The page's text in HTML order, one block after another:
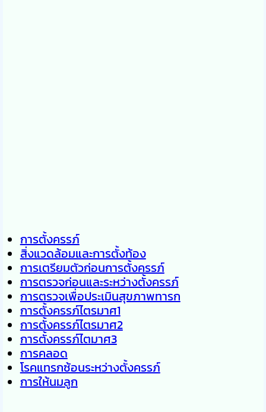
การตั้งครรภ์
สิ่งแวดล้อมและการตั้งท้อง
การเตรียมตัวก่อนการตั้งครรภ์
การตรวจก่อนและระหว่างตั้งครรภ์
การตรวจเพื่อประเมินสุขภาพทารก
การตั้งครรภ์ไตรมาศ1
การตั้งครรภ์ไตรมาศ2
การตั้งครรภ์ไตมาศ3
การคลอด
โรคแทรกซ้อนระหว่างตั้งครรภ์
การให้นมลูก